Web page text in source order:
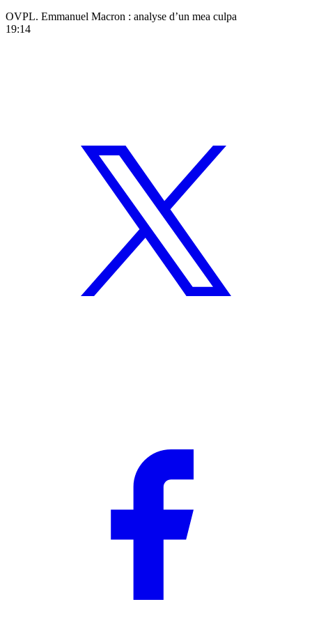
OVPL. Emmanuel Macron : analyse d’un mea culpa
19:14